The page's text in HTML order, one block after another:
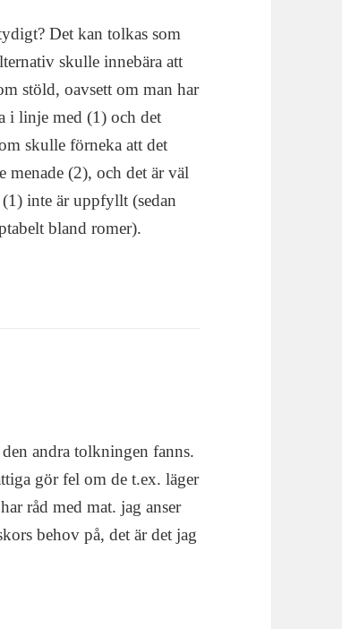
Det kan tolkas som
skulle innebära att
stöld, oavsett om man har
i linje med (1) och det
skulle förneka att det
menade (2), och det är väl
inte är uppfyllt (sedan
bland romer).
andra tolkningen fanns.
gör fel om de t.ex. läger
råd med mat. jag anser
behov på, det är det jag